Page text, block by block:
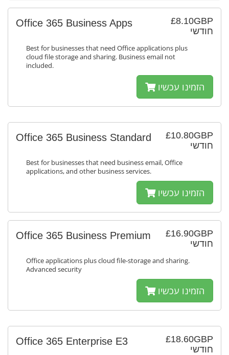
£8.10GBP
חודשי
Office 365 Business Apps
Best for businesses that need Office applications plus
cloud file storage and sharing. Business email not
included.
הזמינו עכשיו
£10.80GBP
חודשי
Office 365 Business Standard
Best for businesses that need business email, Office
applications, and other business services.
הזמינו עכשיו
£16.90GBP
חודשי
Office 365 Business Premium
Office applications plus cloud file-storage and sharing.
Advanced security
הזמינו עכשיו
£18.60GBP
חודשי
Office 365 Enterprise E3